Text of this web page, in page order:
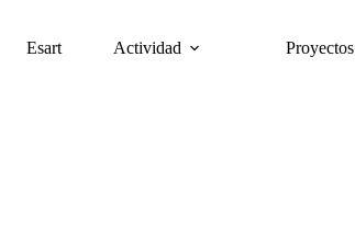
Esart Actividad Proyectos